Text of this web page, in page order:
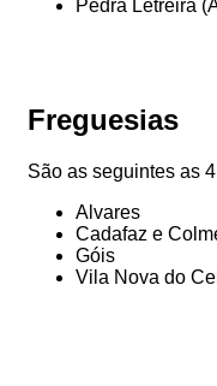
Pedra Letreira
Freguesias
São as seguintes as
Alvares
Cadafaz e
Góis
Vila Nova do